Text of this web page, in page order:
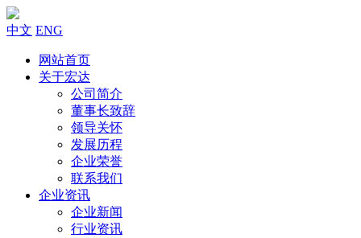
中文 ENG
网站首页
关于宏达
公司简介
董事长致辞
领导关怀
发展历程
企业荣誉
联系我们
企业资讯
企业新闻
行业资讯